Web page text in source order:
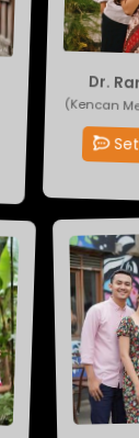
Dr.
(Kencan